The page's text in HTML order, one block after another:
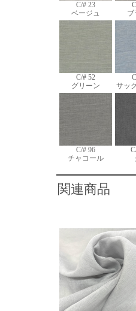
C/# 23
ベージュ
ブ
C/# 52
グリーン
サッ
C/# 96
チャコール
関連商品